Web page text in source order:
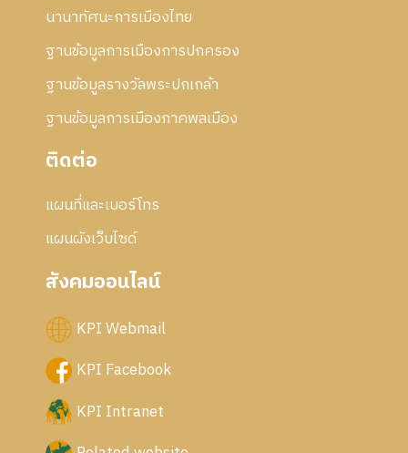
นานาทัศนะการเมืองไทย
ฐานข้อมูลการเมืองการปกครอง
ฐานข้อมูลรางวัลพระปกเกล้า
ฐานข้อมูลการเมืองภาคพลเมือง
ติดต่อ
แผนที่และเบอร์โทร
แผนผังเว็บไซด์
สังคมออนไลน์
KPI Webmail
KPI Facebook
KPI Intranet